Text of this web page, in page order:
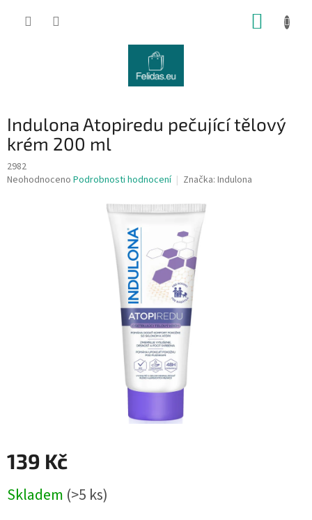
Indulona Atopiredu pečující tělový
krém 200 ml
2982
Průměrné
Neohodnoceno Podrobnosti hodnocení Značka: Indulona
139 Kč
cena:
Skladem (>5 ks)